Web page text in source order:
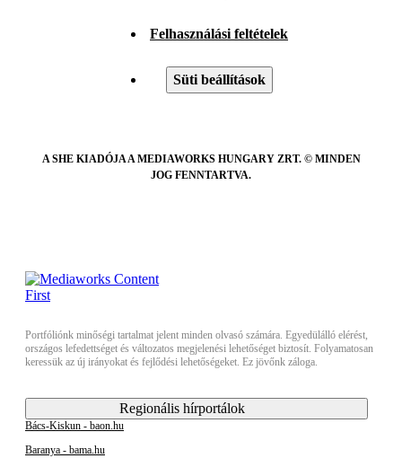
Felhasználási feltételek
Süti beállítások
A SHE KIADÓJA A MEDIAWORKS HUNGARY ZRT. © MINDEN
JOG FENNTARTVA.
Portfóliónk minőségi tartalmat jelent minden olvasó számára. Egyedülálló elérést,
országos lefedettséget és változatos megjelenési lehetőséget biztosít. Folyamatosan
keressük az új irányokat és fejlődési lehetőségeket. Ez jövőnk záloga.
Regionális hírportálok
Bács-Kiskun - baon.hu
Baranya - bama.hu